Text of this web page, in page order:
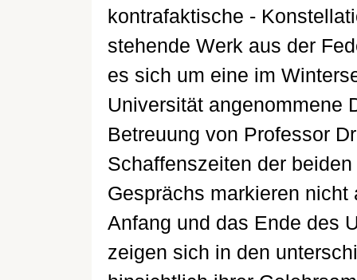
kontrafaktische -
stehende Werk aus der
es sich um eine im
Universität angenommene
Betreuung von Professor
Schaffenszeiten der
Gesprächs markieren
Anfang und das Ende des
zeigen sich in den